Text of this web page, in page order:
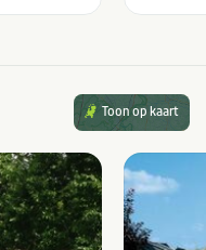
Toon op kaart